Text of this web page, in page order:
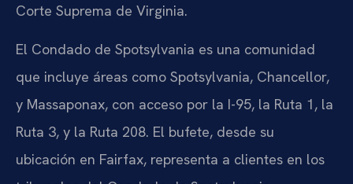
Corte Suprema de Virginia.
El Condado de Spotsylvania es una comunidad
que incluye áreas como Spotsylvania, Chancellor,
y Massaponax, con acceso por la I-95, la Ruta 1, la
Ruta 3, y la Ruta 208. El bufete, desde su
ubicación en Fairfax, representa a clientes en los